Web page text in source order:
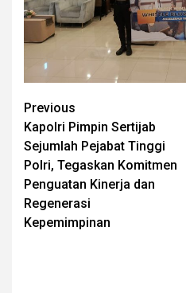
Post
navigation
Previous
Kapolri Pimpin Sertijab
Sejumlah Pejabat Tinggi
Polri, Tegaskan Komitmen
Penguatan Kinerja dan
Regenerasi
Kepemimpinan